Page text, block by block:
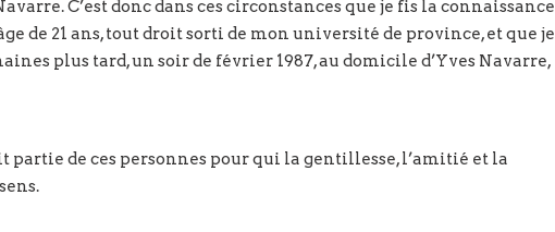
C’est donc dans ces circonstances que je fis la connaissance
de 21 ans, tout droit sorti de mon université de province, et que je
plus tard, un soir de février 1987, au domicile d’Yves Navarre,
partie de ces personnes pour qui la gentillesse, l’amitié et la